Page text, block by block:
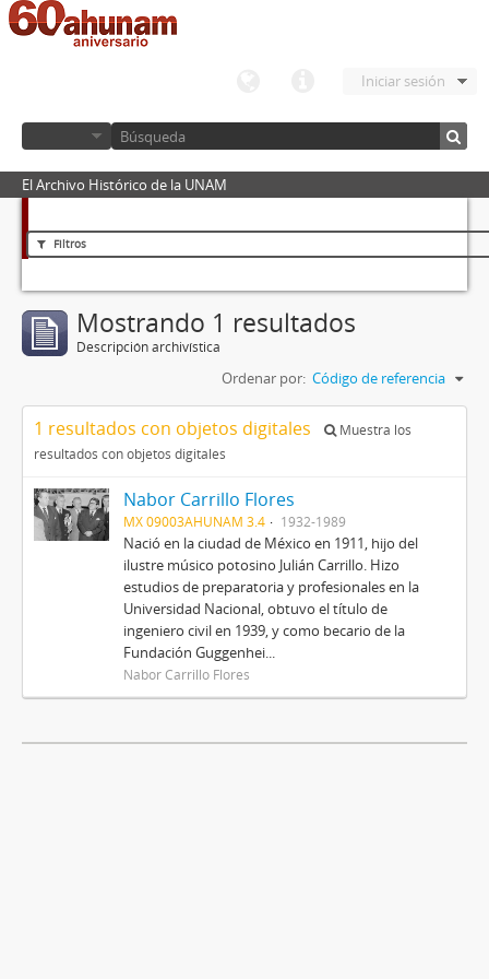
Iniciar sesión
El Archivo Histórico de la UNAM
Filtros
Mostrando 1 resultados
Descripción archivística
Ordenar por: Código de referencia
1 resultados con objetos digitales
Muestra los
resultados con objetos digitales
Nabor Carrillo Flores
MX 09003AHUNAM 3.4 1932-1989
Nació en la ciudad de México en 1911, hijo del
ilustre músico potosino Julián Carrillo. Hizo
estudios de preparatoria y profesionales en la
Universidad Nacional, obtuvo el título de
ingeniero civil en 1939, y como becario de la
Fundación Guggenhei...
Nabor Carrillo Flores